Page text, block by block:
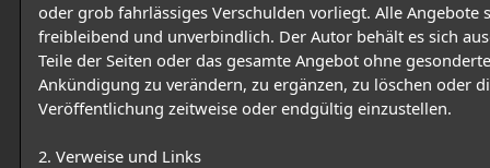
oder grob fahrlässiges Verschulden vorliegt. Alle Angebote
freibleibend und unverbindlich. Der Autor behält es sich
Teile der Seiten oder das gesamte Angebot ohne gesonderte
Ankündigung zu verändern, zu ergänzen, zu löschen oder
Veröffentlichung zeitweise oder endgültig einzustellen.
2. Verweise und Links